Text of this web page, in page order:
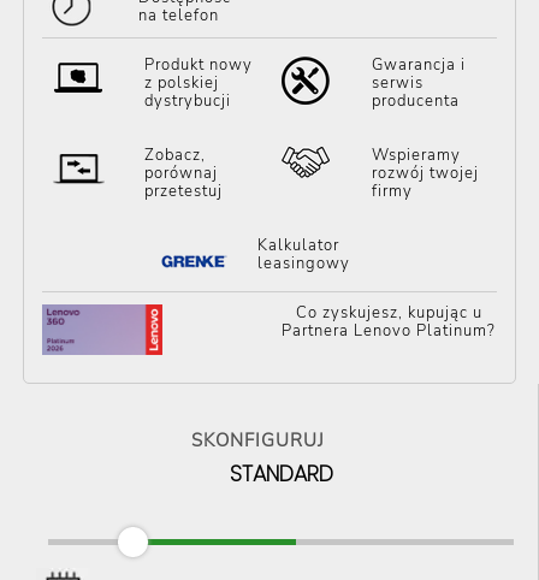
na telefon
Produkt nowy
z polskiej
dystrybucji
Gwarancja i
serwis
producenta
Zobacz,
porównaj
przetestuj
Wspieramy
rozwój twojej
firmy
Kalkulator
leasingowy
Co zyskujesz, kupując u
Partnera Lenovo Platinum?
SKONFIGURUJ
STANDARD